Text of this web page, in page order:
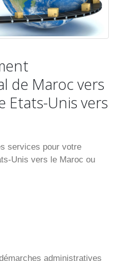
de Maroc vers
Etats-Unis vers
services pour votre
Unis vers le Maroc ou
administratives